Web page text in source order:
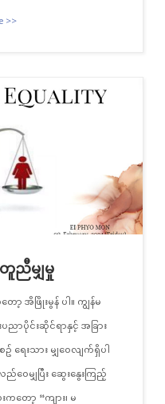
>>
တူညီမျှမှု
ာ့ အိဖြိုးမွန် ပါ။ ကျွန်မ
ညာပိုင်းဆိုင်ရာနှင့် အခြား
းသား မျှဝေလျက်ရှိပါ
ေမျှပြီး ဆွေး‌နွေးကြည့်
တော့ “ကျား၊ မ